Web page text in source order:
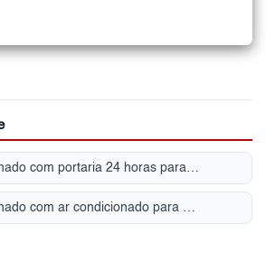
Condomínio Fechado com portaria 24 horas para Venda | Alphaville Granja Viana
Condomínio Fechado com ar condicionado para Venda | Alphaville Granja Viana